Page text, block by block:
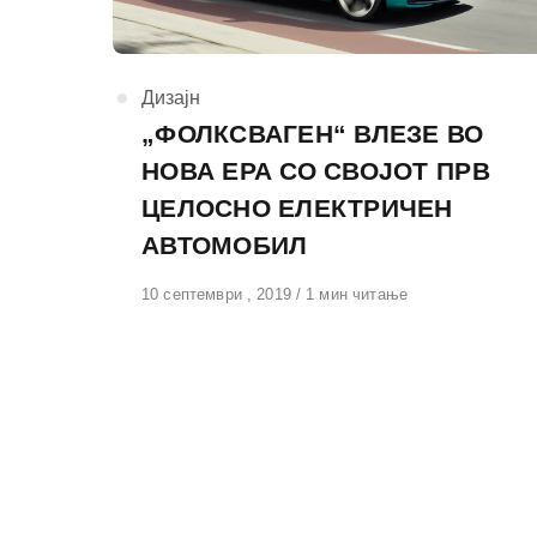
КАтегорија
Дизајн
„ФОЛКСВАГЕН“ ВЛЕЗЕ ВО
НОВА ЕРА СО СВОЈОТ ПРВ
ЦЕЛОСНО ЕЛЕКТРИЧЕН
АВТОМОБИЛ
Објавено
10 септември , 2019 1 мин читање